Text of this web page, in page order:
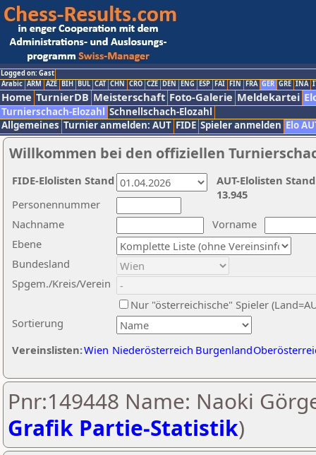
Logged on: Gast
Arabic ARM AZE BIH BUL CAT CHN CRO CZE DEN ENG ESP FAI FIN FRA GER GRE INA
Home TurnierDB Meisterschaft Foto-Galerie Meldekartei
Turnierschach-Elozahl Schnellschach-Elozahl
Allgemeines Turnier anmelden: AUT FIDE Spieler anmelden Elo
Willkommen bei den offiziellen
Nachname
Vorname
Ebene
Sortierung
Personennummer
Bundesland
Spgem./Kreis/Verein
Nur "österreichische" Spieler
Vereinslisten:Wien Niederösterreich Burgenland
AUT-Elolisten
13.945
FIDE-Elolisten Stand
Pnr:149448 Name: Naoki
Grafik Partie-Statistik)